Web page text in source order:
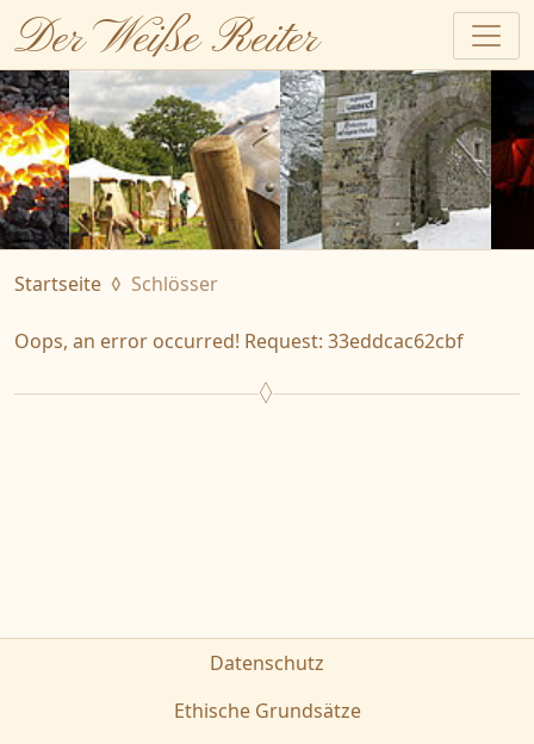
Der Weiße Reiter
Startseite Schlösser
Oops, an error occurred! Request: 33eddcac62cbf
Datenschutz
Ethische Grundsätze